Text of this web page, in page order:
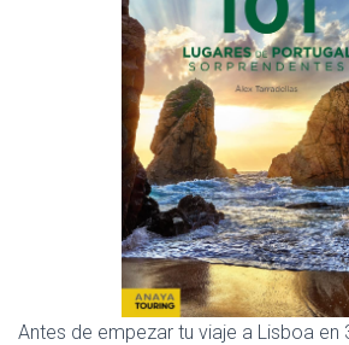
Antes de empezar tu viaje a Lisboa en